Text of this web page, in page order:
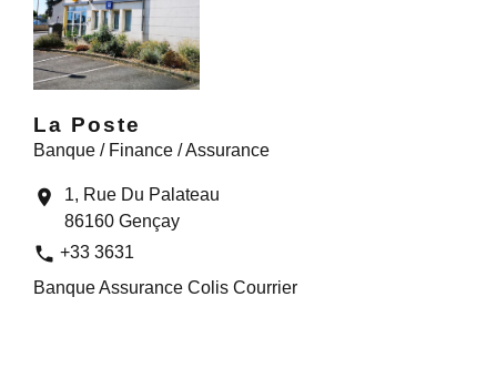
La Poste
Banque / Finance / Assurance
location_on
1, Rue Du Palateau
86160 Gençay
phone +33 3631
Banque Assurance Colis Courrier